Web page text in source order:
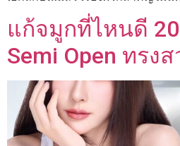
แก้จมูกที่ไหนดี
Semi Open ทรง